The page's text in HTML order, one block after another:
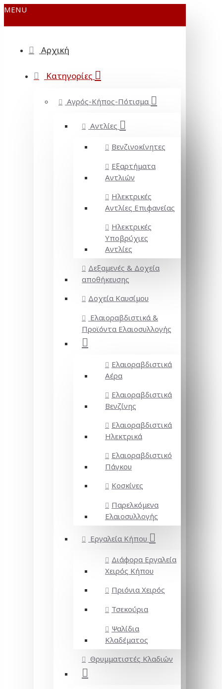
MENU
Αρχική
Κατηγορίες
Αγρός-Κήπος-Πότισμα
Αντλίες
Βενζινοκίνητες
Εξαρτήματα
Αντλιών
Ηλεκτρικές
Αντλίες Επιφανείας
Ηλεκτρικές
Υποβρύχιες
Αντλίες
Δεξαμενές & Δοχεία
αποθήκευσης
Δοχεία Καυσίμου
Ελαιοραβδιστικά &
Προϊόντα Ελαιοσυλλογής
Ελαιοραβδιστικά
Αέρα
Ελαιοραβδιστικά
Βενζίνης
Ελαιοραβδιστικά
Ηλεκτρικά
Ελαιοραβδιστικό
Πάγκου
Κοσκίνες
Παρελκόμενα
Ελαιοσυλλογής
Εργαλεία Κήπου
Διάφορα Εργαλεία
Χειρός Κήπου
Πριόνια Χειρός
Τσεκούρια
Ψαλίδια
Κλαδέματος
Θρυμματιστές Κλαδιών